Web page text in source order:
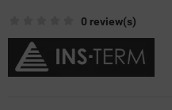
0 review(s)